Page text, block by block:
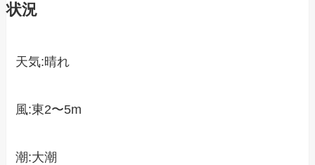
状況
天気:晴れ
風:東2〜5m
潮:大潮